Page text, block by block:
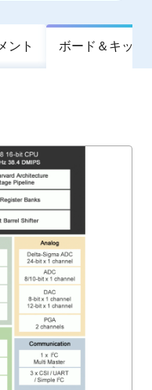
ント ボード＆キット